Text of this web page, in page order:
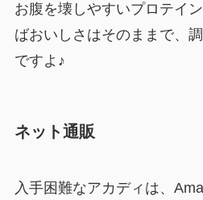
お腹を壊しやすいプロテイ
ばおいしさはそのままで、
ですよ♪
ネット通販
入手困難なアカディは、